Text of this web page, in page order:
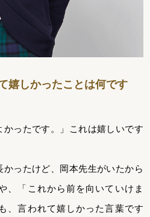
嬉しかったことは何です
かったです。」これは嬉しいです
ったけど、岡本先生がいたから
、「これから前を向いていけま
、言われて嬉しかった言葉です